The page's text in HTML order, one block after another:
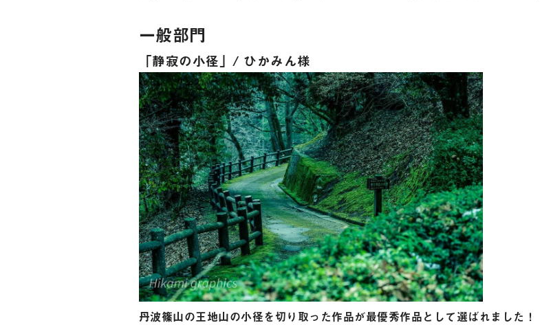
一般部門
「静寂の小径」/ ひかみん様
丹波篠山の王地山の小径を切り取った作品が最優秀作品として選ばれました！